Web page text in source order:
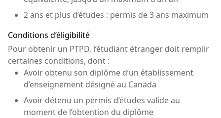
2 ans et plus d’études : permis de 3 ans maximum
Conditions d’éligibilité
Pour obtenir un PTPD, l’étudiant étranger doit remplir
certaines conditions, dont :
Avoir obtenu son diplôme d’un établissement
d’enseignement désigné au Canada
Avoir détenu un permis d’études valide au
moment de l’obtention du diplôme